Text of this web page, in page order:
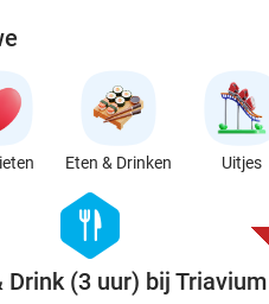
Eten & Drinken Uitjes
hexagon
food
Drink (3 uur) bij Triavium